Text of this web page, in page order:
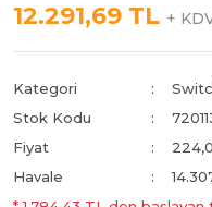
12.291,69 TL +
Kategori
Stok Kodu
Fiyat
Havale